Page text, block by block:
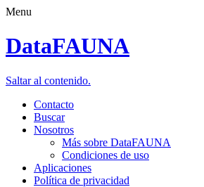
Menu
DataFAUNA
Saltar al contenido.
Contacto
Buscar
Nosotros
Más sobre DataFAUNA
Condiciones de uso
Aplicaciones
Política de privacidad